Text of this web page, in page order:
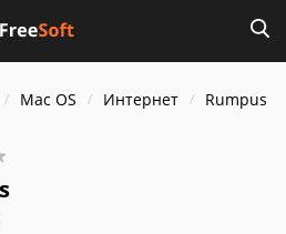
Mac OS Интернет Rumpus